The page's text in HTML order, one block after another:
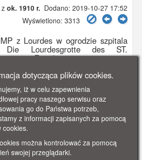
ok. 1910 r. Dodano: 2019-10-27 17:52
Wyświetlono: 3313
z Lourdes w ogrodzie szpitala
Die Lourdesgrotte des ST.
zu Danzig
z Lourdes zbudowana w ogrodzie
katolickiego NMP przy zbiegu ulic
Mieście. Szpital otwarto 19 III
w nim boromeuszki.
Gdańsk
Niekomercyjne
dotycząca plików cookies.
iż w celu zapewnienia
pracy naszego serwisu oraz
go do Państwa potrzeb,
z informacji zapisanych za pomocą
cookies.
można kontrolować za pomocą
swojej przeglądarki.